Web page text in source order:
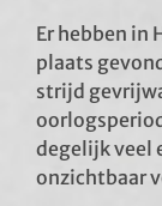
Monumenten
Hoorn en WO2
Er hebben in
plaats
strijd
degelijk veel
onzichtbaar